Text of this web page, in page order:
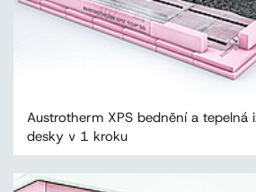
Austrotherm XPS bednění a tepelná
desky v 1 kroku